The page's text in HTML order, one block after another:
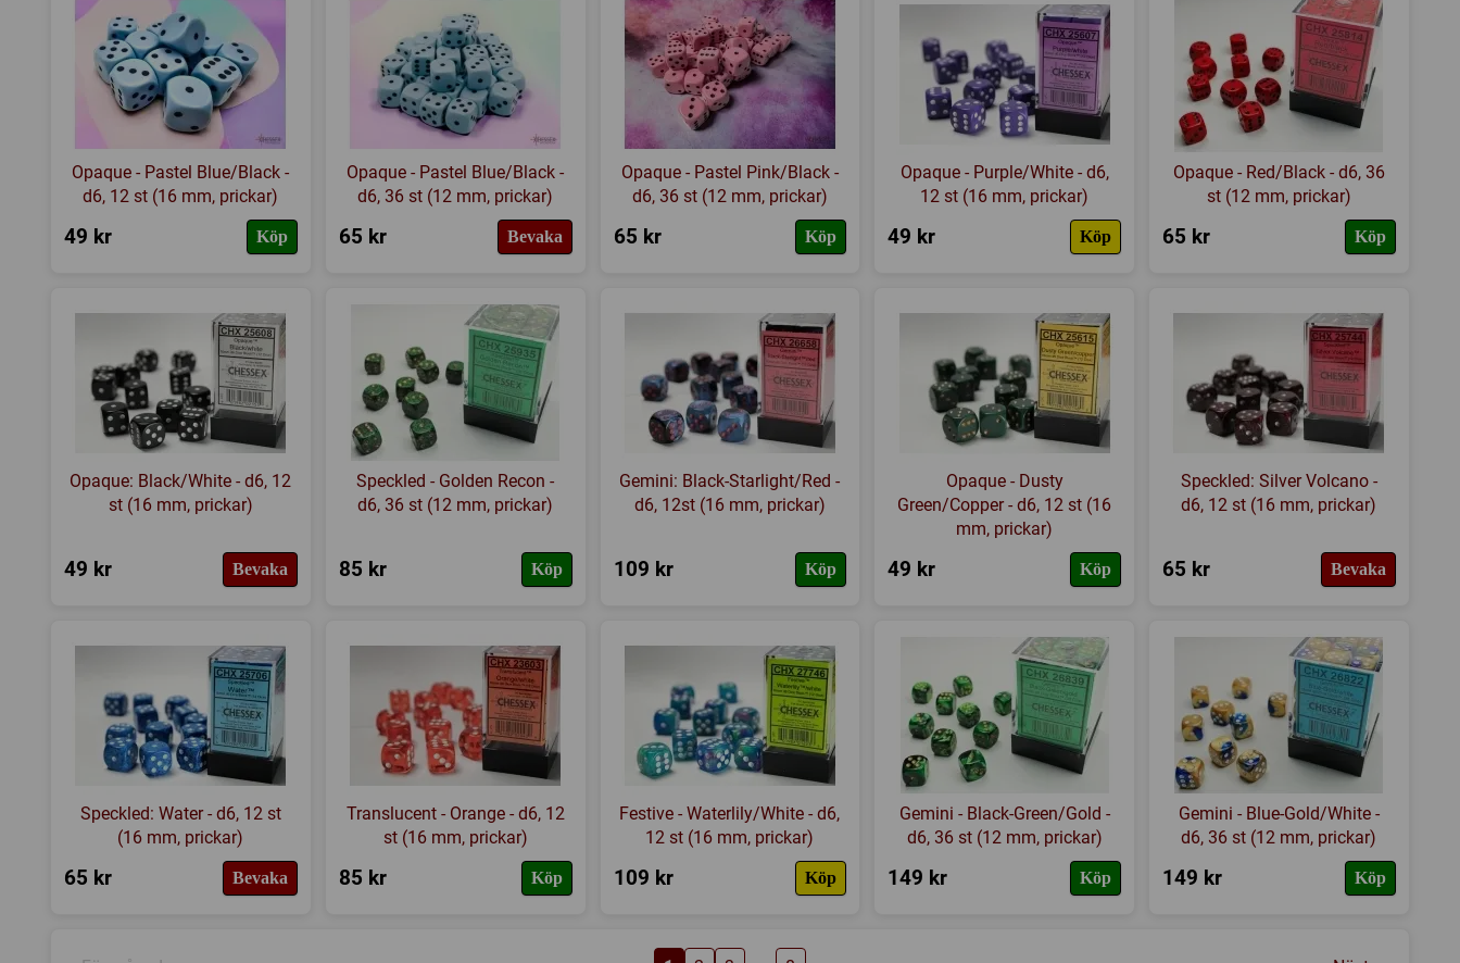
Opaque - Pastel Blue/Black -
d6, 12 st (16 mm, prickar)
49 kr Köp
Opaque - Pastel Blue/Black -
d6, 36 st (12 mm, prickar)
65 kr Bevaka
Opaque - Pastel Pink/Black -
d6, 36 st (12 mm, prickar)
65 kr Köp
Opaque - Purple/White - d6,
12 st (16 mm, prickar)
49 kr Köp
Opaque - Red/Black - d6, 36
st (12 mm, prickar)
65 kr Köp
Opaque: Black/White - d6, 12
st (16 mm, prickar)
49 kr Bevaka
Speckled - Golden Recon -
d6, 36 st (12 mm, prickar)
85 kr Köp
Gemini: Black-Starlight/Red -
d6, 12st (16 mm, prickar)
109 kr Köp
Opaque - Dusty
Green/Copper - d6, 12 st (16
mm, prickar)
49 kr Köp
Speckled: Silver Volcano -
d6, 12 st (16 mm, prickar)
65 kr Bevaka
Speckled: Water - d6, 12 st
(16 mm, prickar)
65 kr Bevaka
Translucent - Orange - d6, 12
st (16 mm, prickar)
85 kr Köp
Festive - Waterlily/White - d6,
12 st (16 mm, prickar)
109 kr Köp
Gemini - Black-Green/Gold -
d6, 36 st (12 mm, prickar)
149 kr Köp
Gemini - Blue-Gold/White -
d6, 36 st (12 mm, prickar)
149 kr Köp